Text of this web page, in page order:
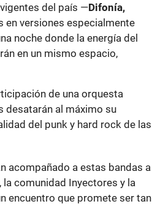
del país —Difonía,
versiones especialmente
noche donde la energía del
en un mismo espacio,
de una orquesta
desatarán al máximo su
del punk y hard rock de las
acompañado a estas bandas a
comunidad Inyectores y la
encuentro que promete ser tan